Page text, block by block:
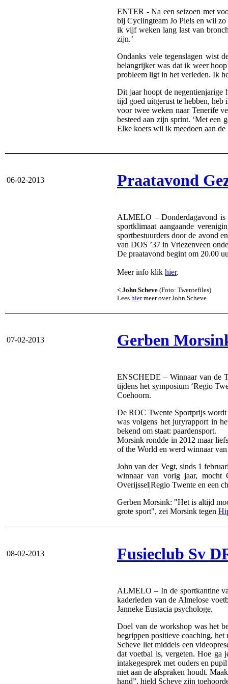
ENTER - Na een seizoen met
bij Cyclingteam Jo Piels en wil zo
ik vijf weken lang last van
zijn.’
Ondanks vele tegenslagen wist
belangrijker was dat ik weer
probleem ligt in het verleden. Ik
Dit jaar hoopt de negentienjarige
tijd goed uitgerust te hebben,
voor twee weken naar Tenerife
besteed aan zijn sprint. ‘Met
Elke koers wil ik meedoen aan
06-02-2013 Praatavond
ALMELO – Donderdagavond is
sportklimaat aangaande
sportbestuurders door de avond
van DOS ’37 in Vriezenveen
De praatavond begint om 20.00
Meer info klik hier.
< John Scheve (Foto: Twentefiles)
Lees hiermeer over John Scheve
07-02-2013 Gerben
ENSCHEDE – Winnaar van de
tijdens het symposium ‘Regio
Coehoorn.
De ROC Twente Sportprijs wordt
was volgens het juryrapport in
bekend om staat: paardensport.
Morsink rondde in 2012 maar
of the World en werd winnaar
John van der Vegt, sinds 1
winnaar van vorig jaar, mocht
Overijssel|Regio Twente en een
Gerben Morsink: "Het is altijd
grote sport", zei Morsink tegen
08-02-2013 Fusieclub Sv
ALMELO – In de sportkantine
kaderleden van de Almelose
Janneke Eustacia psychologe.
Doel van de workshop was het
begrippen positieve coaching, het
Scheve liet middels een
dat voetbal is, vergeten. Hoe ga
intakegesprek met ouders en
niet aan de afspraken houdt.
hand”, hield Scheve zijn